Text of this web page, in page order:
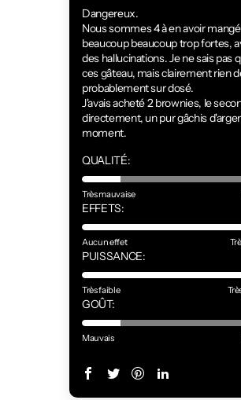
Dangereux.
Nous sommes 4 à en avoir
beaucoup beaucoup trop fortes,
des hallucinations. Je ne sais pas
ces gâteau, mais clairement rien
probablement sur dosé.
J'avais acheté 2 brownies, le
directement, un pur gâchis
moment.
QUALITÉ:
Très mauvaise
EFFETS:
Aucun effet
PUISSANCE:
Très faible
GOÛT:
Mauvais